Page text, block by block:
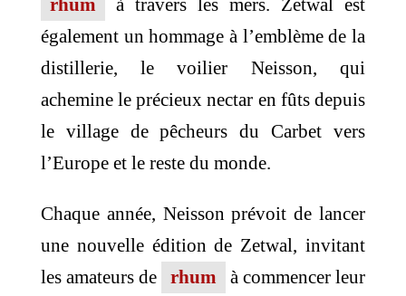
rhum
à travers les mers. Zetwal est
également un hommage à l’emblème de la
distillerie, le voilier Neisson, qui
achemine le précieux nectar en fûts depuis
le village de pêcheurs du Carbet vers
l’Europe et le reste du monde.
Chaque année, Neisson prévoit de lancer
une nouvelle édition de Zetwal, invitant
les amateurs de
rhum
à commencer leur